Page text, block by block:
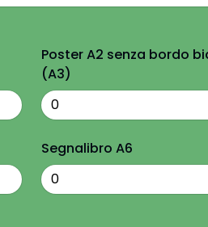
Poster A2 senza bordo
(A3)
Segnalibro A6